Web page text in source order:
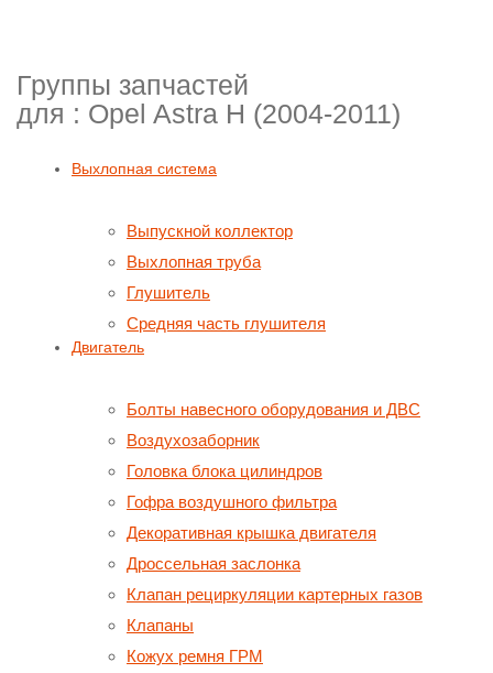
Группы запчастей
для : Opel Astra H (2004-2011)
Выхлопная система
Выпускной коллектор
Выхлопная труба
Глушитель
Средняя часть глушителя
Двигатель
Болты навесного оборудования и ДВС
Воздухозаборник
Головка блока цилиндров
Гофра воздушного фильтра
Декоративная крышка двигателя
Дроссельная заслонка
Клапан рециркуляции картерных газов
Клапаны
Кожух ремня ГРМ